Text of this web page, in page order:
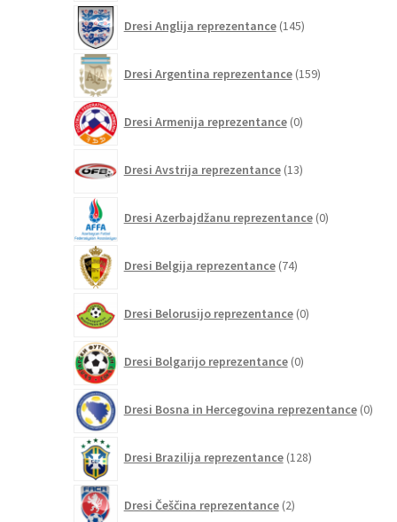
Dresi Anglija reprezentance 145izdelkov
Dresi Argentina reprezentance 159izdelkov
Dresi Armenija reprezentance 0izdelkov
Dresi Avstrija reprezentance 13izdelkov
Dresi Azerbajdžanu reprezentance 0izdelkov
Dresi Belgija reprezentance 74izdelkov
Dresi Belorusijo reprezentance 0izdelkov
Dresi Bolgarijo reprezentance 0izdelkov
Dresi Bosna in Hercegovina reprezentance 0
Dresi Brazilija reprezentance 128izdelkov
Dresi Češčina reprezentance 2izdelka